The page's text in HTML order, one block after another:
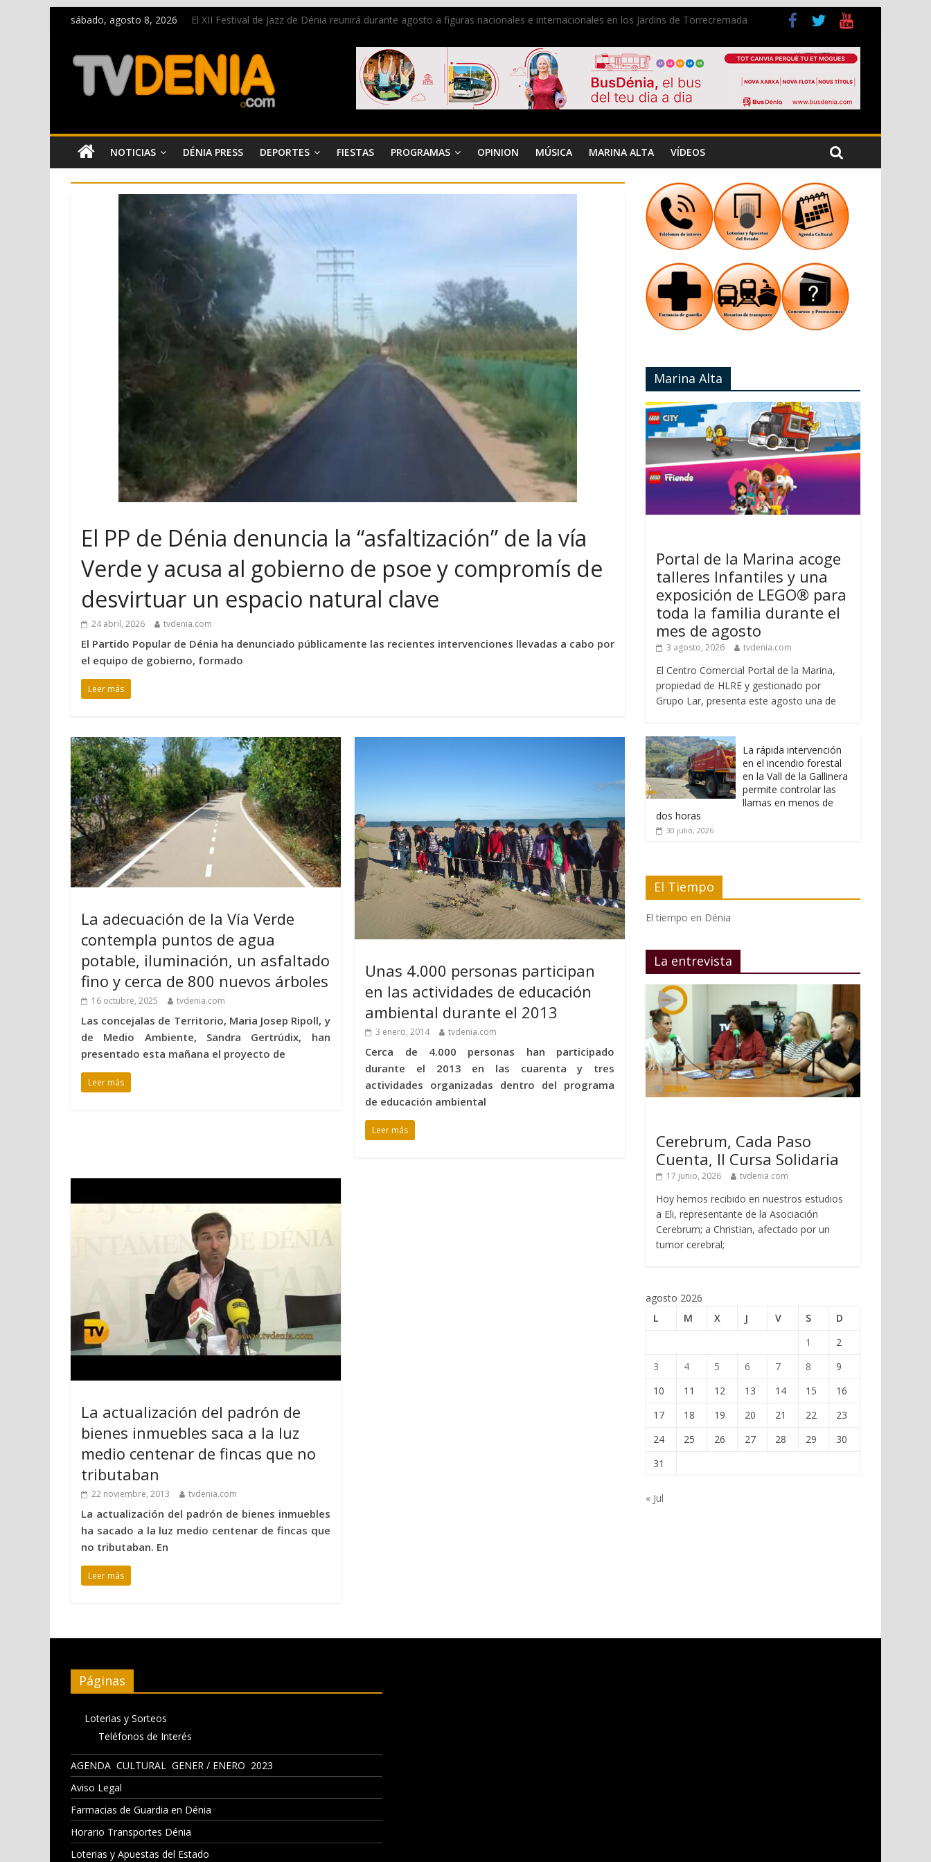
sábado, agosto 8, 2026
El XII Festival de Jazz de Dénia reunirá durante agosto a figuras nacionales e internacionales en los Jardins de Torrecremada
El bando moro protagonista en la Segunda Entraeta Festera
Paco Adsuar dona al Arxiu de Dénia más de 50.000 imágenes de la memoria visual de la ciudad
La Entraeta Festera llena de ambiente la calle Marqués de Campo con la recepción a la Capitanía Cristiana
NOTICIAS DÉNIA PRESS DEPORTES FIESTAS PROGRAMAS OPINION MÚSICA MARINA ALTA VÍDEOS
El PP de Dénia denuncia la “asfaltización” de la vía
Verde y acusa al gobierno de psoe y compromís de
desvirtuar un espacio natural clave
24 abril, 2026 tvdenia.com
El Partido Popular de Dénia ha denunciado públicamente las recientes intervenciones llevadas a cabo por
el equipo de gobierno, formado
Leer más
La adecuación de la Vía Verde
contempla puntos de agua
potable, iluminación, un asfaltado
fino y cerca de 800 nuevos árboles
16 octubre, 2025 tvdenia.com
Las concejalas de Territorio, Maria Josep Ripoll, y
de Medio Ambiente, Sandra Gertrúdix, han
presentado esta mañana el proyecto de
Leer más
Unas 4.000 personas participan
en las actividades de educación
ambiental durante el 2013
3 enero, 2014 tvdenia.com
Cerca de 4.000 personas han participado
durante el 2013 en las cuarenta y tres
actividades organizadas dentro del programa
de educación ambiental
Leer más
La actualización del padrón de
bienes inmuebles saca a la luz
medio centenar de fincas que no
tributaban
22 noviembre, 2013 tvdenia.com
La actualización del padrón de bienes inmuebles
ha sacado a la luz medio centenar de fincas que
no tributaban. En
Leer más
Marina Alta
Portal de la Marina acoge
talleres Infantiles y una
exposición de LEGO® para
toda la familia durante el
mes de agosto
3 agosto, 2026 tvdenia.com
El Centro Comercial Portal de la Marina,
propiedad de HLRE y gestionado por
Grupo Lar, presenta este agosto una de
La rápida intervención
en el incendio forestal
en la Vall de la Gallinera
permite controlar las
llamas en menos de
dos horas
30 julio, 2026
El Tiempo
El tiempo en Dénia
La entrevista
Cerebrum, Cada Paso
Cuenta, II Cursa Solidaria
17 junio, 2026 tvdenia.com
Hoy hemos recibido en nuestros estudios
a Eli, representante de la Asociación
Cerebrum; a Christian, afectado por un
tumor cerebral;
agosto 2026
L
M X J V S
D
1
2
3
4 5 6 7 8
9
10
11 12 13 14 15
16
17
18 19 20 21 22
23
24
25 26 27 28 29
30
31
« Jul
Páginas
Loterias y Sorteos
Teléfonos de Interés
AGENDA CULTURAL GENER / ENERO 2023
Aviso Legal
Farmacias de Guardia en Dénia
Horario Transportes Dénia
Loterias y Apuestas del Estado